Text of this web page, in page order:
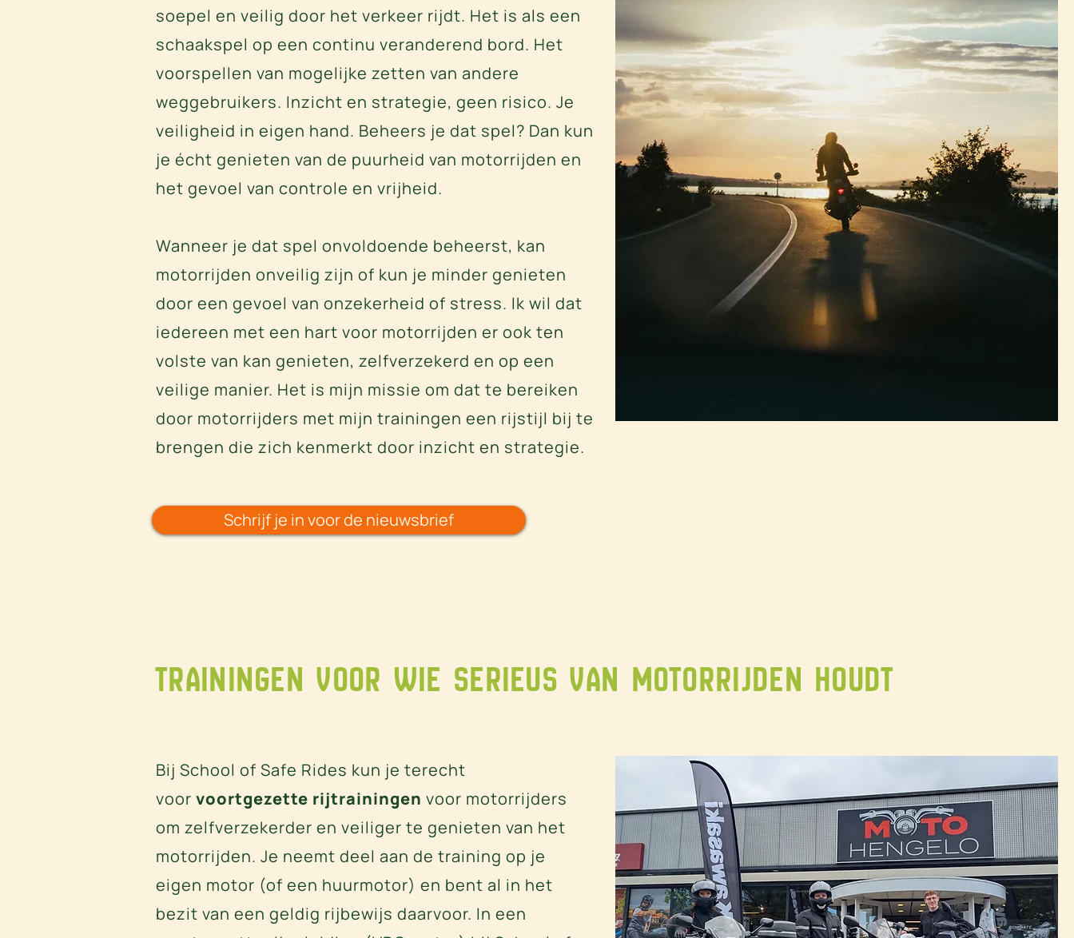
soepel en veilig door het verkeer rijdt. Het is als een
schaakspel op een continu veranderend bord. Het
voorspellen van mogelijke zetten van andere
weggebruikers. Inzicht en strategie, geen risico. Je
veiligheid in eigen hand. Beheers je dat spel? Dan kun
je écht genieten van de puurheid van motorrijden en
het gevoel van controle en vrijheid.
Wanneer je dat spel onvoldoende beheerst, kan
motorrijden onveilig zijn of kun je minder genieten
door een gevoel van onzekerheid of stress. Ik wil dat
iedereen met een hart voor motorrijden er ook ten
volste van kan genieten, zelfverzekerd en op een
veilige manier. Het is mijn missie om dat te bereiken
door motorrijders met mijn trainingen een rijstijl bij te
brengen die zich kenmerkt door inzicht en strategie.
Schrijf je in voor de nieuwsbrief
Trainingen voor wie serieus van motorrijden houdt
Bij School of Safe Rides kun je terecht
voor voortgezette rijtrainingen voor motorrijders
om zelfverzekerder en veiliger te genieten van het
motorrijden. Je neemt deel aan de training op je
eigen motor (of een huurmotor) en bent al in het
bezit van een geldig rijbewijs daarvoor. In een